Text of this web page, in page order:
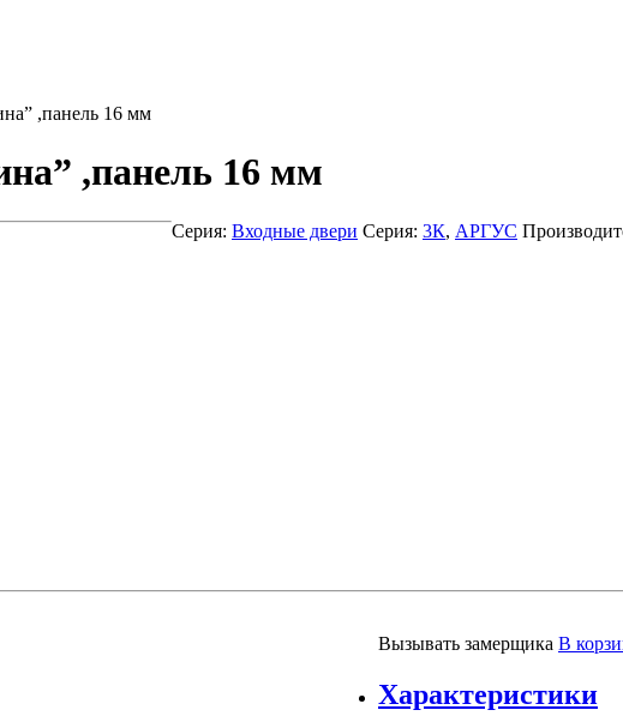
,панель 16 мм
,панель 16 мм
Серия: Входные двери Серия: 3К, АРГУС
Вызывать замерщика В
Характеристики